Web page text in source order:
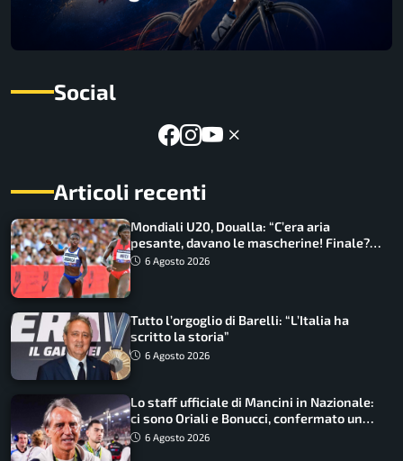
Social
Articoli recenti
Mondiali U20, Doualla: “C’era aria
pesante, davano le mascherine! Finale?
Non ho nulla da perdere”
6 Agosto 2026
Tutto l’orgoglio di Barelli: “L’Italia ha
scritto la storia”
6 Agosto 2026
Lo staff ufficiale di Mancini in Nazionale:
ci sono Oriali e Bonucci, confermato un
ritorno
6 Agosto 2026